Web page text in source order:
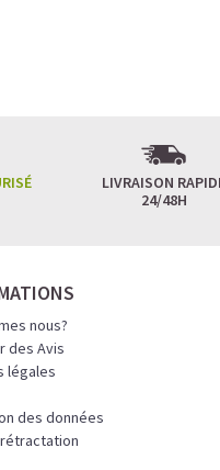
LIVRAISON
24/48H
nous?
des Avis
légales
des données